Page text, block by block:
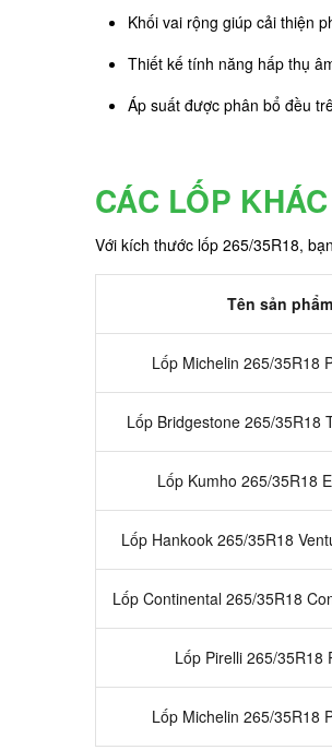
Khối vai rộng giúp cải thiện
Thiết kế tính năng hấp thụ
Áp suất được phân bổ đều
CÁC LỐP
Với kích thước lốp 265/35R18,
Tên sản phẩm
Lốp Michelin 265/35R18
Lốp Bridgestone 265/35R18
Lốp Kumho 265/35R18
Lốp Hankook 265/35R18
Lốp Continental 265/35R18
Lốp Pirelli 265/35R18
Lốp Michelin 265/35R18